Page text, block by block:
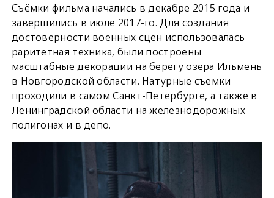
Съёмки фильма начались в декабре 2015 года и
завершились в июле 2017-го. Для создания
достоверности военных сцен использовалась
раритетная техника, были построены
масштабные декорации на берегу озера Ильмень
в Новгородской области. Натурные съемки
проходили в самом Санкт-Петербурге, а также в
Ленинградской области на железнодорожных
полигонах и в депо.